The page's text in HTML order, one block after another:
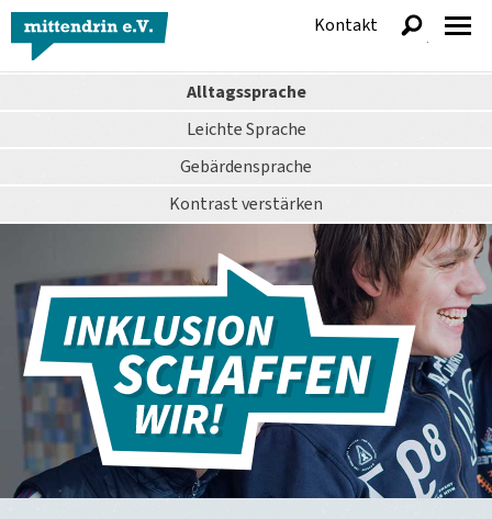
Alltagssprache
Leichte Sprache
Gebärdensprache
Kontrastverstärken
Kontakt
anzeigen